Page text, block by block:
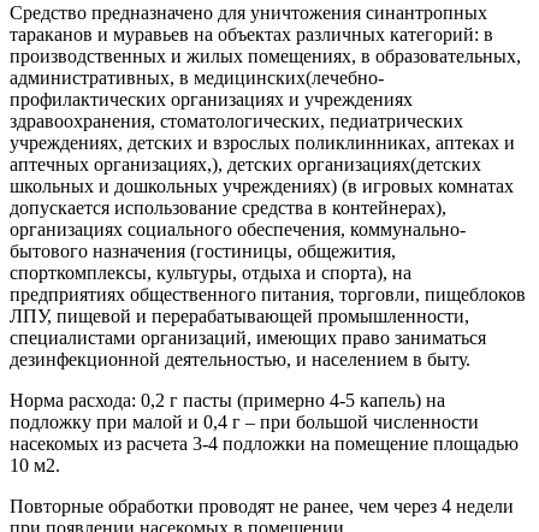
Средство предназначено для уничтожения синантропных
тараканов и муравьев на объектах различных категорий: в
производственных и жилых помещениях, в образовательных,
административных, в медицинских(лечебно-
профилактических организациях и учреждениях
здравоохранения, стоматологических, педиатрических
учреждениях, детских и взрослых поликлинниках, аптеках и
аптечных организациях,), детских организациях(детских
школьных и дошкольных учреждениях) (в игровых комнатах
допускается использование средства в контейнерах),
организациях социального обеспечения, коммунально-
бытового назначения (гостиницы, общежития,
спорткомплексы, культуры, отдыха и спорта), на
предприятиях общественного питания, торговли, пищеблоков
ЛПУ, пищевой и перерабатывающей промышленности,
специалистами организаций, имеющих право заниматься
дезинфекционной деятельностью, и населением в быту.
Норма расхода: 0,2 г пасты (примерно 4-5 капель) на
подложку при малой и 0,4 г – при большой численности
насекомых из расчета 3-4 подложки на помещение площадью
10 м2.
Повторные обработки проводят не ранее, чем через 4 недели
при появлении насекомых в помещении.